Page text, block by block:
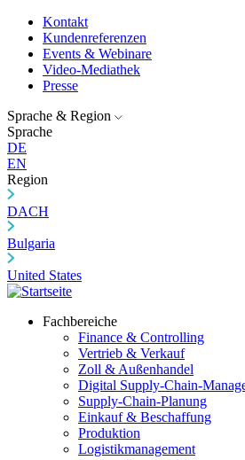
Kontakt
Kundenreferenzen
Events & Webinare
Video-Mediathek
Presse
Sprache & Region
Sprache
DE
EN
Region
DACH
Bulgaria
United States
Fachbereiche
Finance & Controlling
Vertrieb & Verkauf
Zoll & Außenhandel
Digital Supply-Chain-
Supply-Chain-Planung
Einkauf & Beschaffung
Produktion
Logistikmanagement